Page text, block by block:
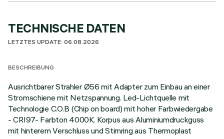
TECHNISCHE DATEN
LETZTES UPDATE: 06.08.2026
BESCHREIBUNG
Ausrichtbarer Strahler Ø56 mit Adapter zum Einbau an einer
Stromschiene mit Netzspannung. Led-Lichtquelle mit
Technologie C.O.B (Chip on board) mit hoher Farbwiedergabe
- CRI97- Farbton 4000K. Korpus aus Aluminiumdruckguss
mit hinterem Verschluss und Stirnring aus Thermoplast